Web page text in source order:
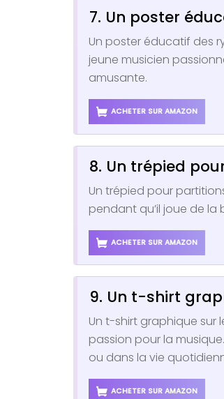
7. Un poster
Un poster éducatif des
jeune musicien
amusante.
ACHETER SUR AMAZON
8. Un trépied
Un trépied pour
pendant qu’il joue de
ACHETER SUR AMAZON
9. Un t-shirt
Un t-shirt graphique sur
passion pour la
ou dans la vie
ACHETER SUR AMAZON